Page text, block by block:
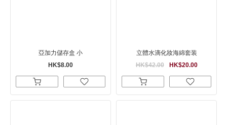
亞加力儲存盒 小
HK$8.00
立體水滴化妝海綿套装
HK$20.00
HK$42.00